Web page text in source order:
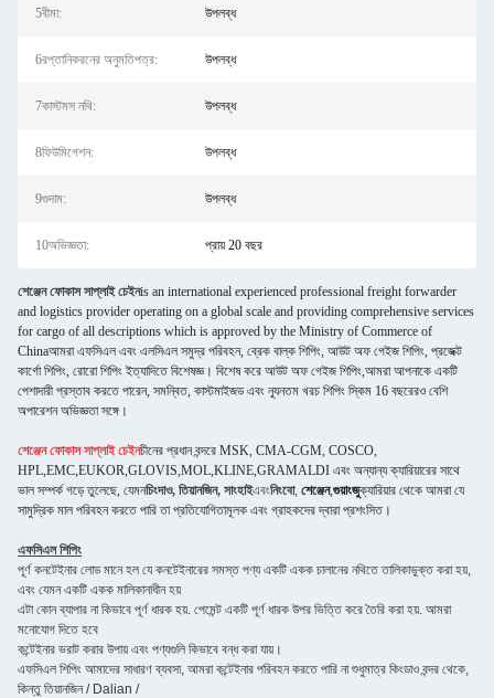
5বীমা: উপলব্ধ
6রপ্তানিকরনের অনুমতিপত্র: উপলব্ধ
7কাস্টমস নথি: উপলব্ধ
8ফিউমিগেশন: উপলব্ধ
9গুদাম: উপলব্ধ
10অভিজ্ঞতা: প্রায় 20 বছর
শেঞ্জেন ফোকাস সাপ্লাই চেইনis an international experienced professional freight forwarder
and logistics provider operating on a global scale and providing comprehensive services
for cargo of all descriptions which is approved by the Ministry of Commerce of
Chinaআমরা এফসিএল এবং এলসিএল সমুদ্র পরিবহন, ব্রেক বাল্ক শিপিং, আউট অফ গেইজ শিপিং, প্রজেক্ট
কার্গো শিপিং, রোরো শিপিং ইত্যাদিতে বিশেষজ্ঞ। বিশেষ করে আউট অফ গেইজ শিপিং,আমরা আপনাকে একটি
পেশাদারী প্রস্তাব করতে পারেন, সমন্বিত, কাস্টমাইজড এবং ন্যূনতম খরচ শিপিং স্কিম 16 বছরেরও বেশি
অপারেশন অভিজ্ঞতা সঙ্গে।
শেঞ্জেন ফোকাস সাপ্লাই চেইনচীনের প্রধান বন্দরে MSK, CMA-CGM, COSCO,
HPL,EMC,EUKOR,GLOVIS,MOL,KLINE,GRAMALDI এবং অন্যান্য ক্যারিয়ারের সাথে
ভাল সম্পর্ক গড়ে তুলেছে, যেমনচিংদাও, তিয়ানজিন, সাংহাইএবংনিংবো, শেঞ্জেন,গুয়াংজুক্যারিয়ার থেকে আমরা যে
সামুদ্রিক মাল পরিবহন করতে পারি তা প্রতিযোগিতামূলক এবং গ্রাহকদের দ্বারা প্রশংসিত।
এফসিএল শিপিং
পূর্ণ কনটেইনার লোড মানে হল যে কনটেইনারের সমস্ত পণ্য একটি একক চালানের নথিতে তালিকাভুক্ত করা হয়,
এবং যেমন একটি একক মালিকানাধীন হয়
এটা কোন ব্যাপার না কিভাবে পূর্ণ ধারক হয়. পেমেন্ট একটি পূর্ণ ধারক উপর ভিত্তি করে তৈরি করা হয়. আমরা
মনোযোগ দিতে হবে
কন্টেইনার ভরাট করার উপায় এবং পণ্যগুলি কিভাবে বন্ধ করা যায়।
এফসিএল শিপিং আমাদের সাধারণ ব্যবসা, আমরা কন্টেইনার পরিবহন করতে পারি না শুধুমাত্র কিংডাও বন্দর থেকে,
কিন্তু তিয়ানজিন / Dalian /